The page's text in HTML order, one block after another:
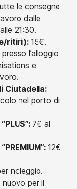
le consegne
dalle
21:30.
ritiri): 15€.
l’alloggio
e
Ciutadella:
nel porto di
7€ al
12€
noleggio.
per il